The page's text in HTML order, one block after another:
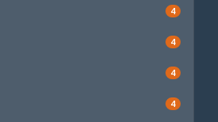
4
4
4
4